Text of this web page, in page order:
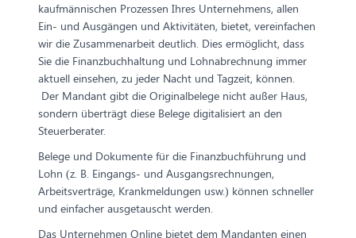
kaufmännischen Prozessen Ihres Unternehmens, allen
Ein- und Ausgängen und Aktivitäten, bietet, vereinfachen
wir die Zusammenarbeit deutlich. Dies ermöglicht, dass
Sie die Finanzbuchhaltung und Lohnabrechnung immer
aktuell einsehen, zu jeder Nacht und Tagzeit, können.
Der Mandant gibt die Originalbelege nicht außer Haus,
sondern überträgt diese Belege digitalisiert an den
Steuerberater.
Belege und Dokumente für die Finanzbuchführung und
Lohn (z. B. Eingangs- und Ausgangsrechnungen,
Arbeitsverträge, Krankmeldungen usw.) können schneller
und einfacher ausgetauscht werden.
Das Unternehmen Online bietet dem Mandanten einen